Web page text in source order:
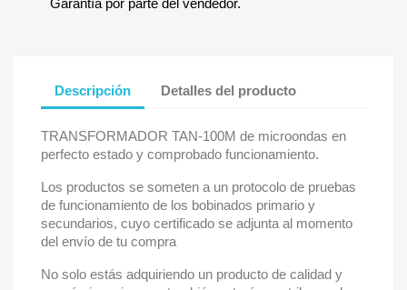
Garantía por parte del vendedor.
Descripción Detalles del producto
TRANSFORMADOR TAN-100M de microondas en
perfecto estado y comprobado funcionamiento.
Los productos se someten a un protocolo de pruebas
de funcionamiento de los bobinados primario y
secundarios, cuyo certificado se adjunta al momento
del envío de tu compra
No solo estás adquiriendo un producto de calidad y